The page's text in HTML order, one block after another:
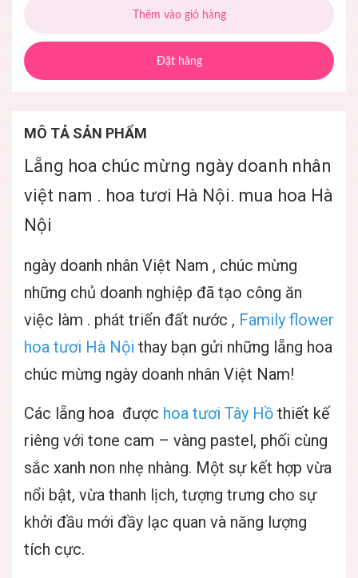
Thêm vào giỏ hàng
Đặt hàng
MÔ TẢ SẢN PHẨM
Lẵng hoa chúc mừng ngày doanh nhân
việt nam . hoa tươi Hà Nội. mua hoa Hà
Nội
ngày doanh nhân Việt Nam , chúc mừng
những chủ doanh nghiệp đã tạo công ăn
việc làm . phát triển đất nước , Family flower
hoa tươi Hà Nội thay bạn gửi những lẵng hoa
chúc mừng ngày doanh nhân Việt Nam!
Các lẵng hoa được hoa tươi Tây Hồ thiết kế
riêng với tone cam – vàng pastel, phối cùng
sắc xanh non nhẹ nhàng. Một sự kết hợp vừa
nổi bật, vừa thanh lịch, tượng trưng cho sự
khởi đầu mới đầy lạc quan và năng lượng
tích cực.